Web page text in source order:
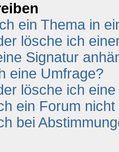
ein Thema in
lösche ich
Signatur
eine Umfrage?
lösche ich
ein Forum
bei